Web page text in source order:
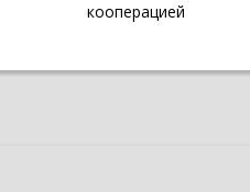
кооперацией